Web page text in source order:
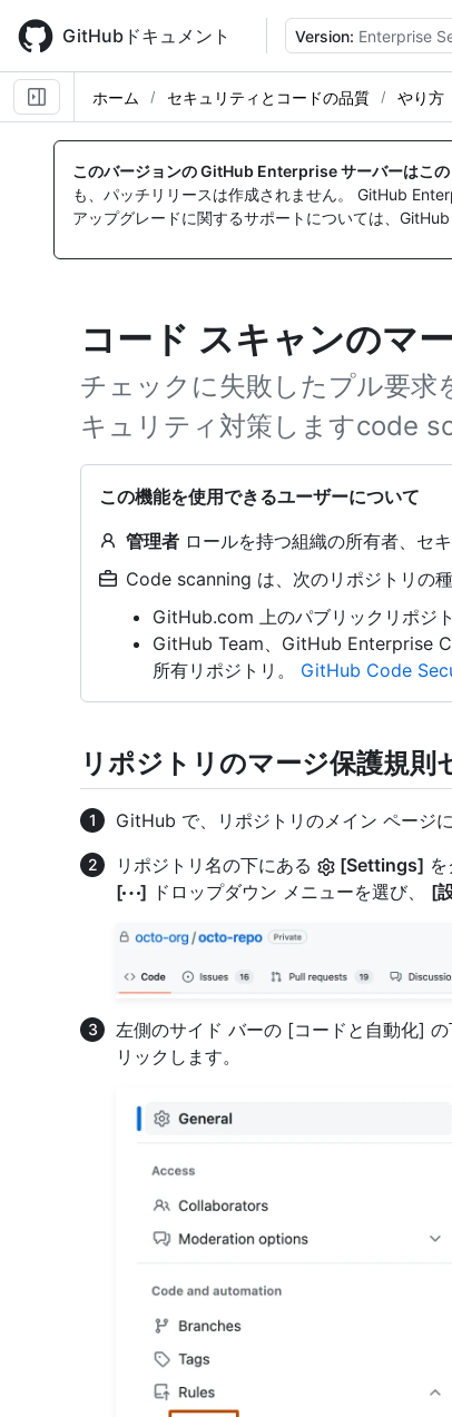
main
content
GitHubドキュメント Version: Enterprise
ホーム セキュリティとコードの品質 やり方
このバージョンの GitHub Enterprise サーバーはこ
も、パッチリリースは作成されません。 GitHub
アップグレードに関するサポートについては、
コード スキャンのマ
チェックに失敗したプル要求
キュリティ対策しますcode
この機能を使用できるユーザーについて
管理者 ロールを持つ組織の所有者、セ
Code scanning は、次のリポジトリの種
GitHub.com 上のパブリックリポジ
GitHub Team、GitHub Enterprise
所有リポジトリ。 GitHub Code
リポジトリのマージ保護規則
GitHub で、リポジトリのメイン ページに
リポジトリ名の下にある
[Settings]
[
] ドロップダウン メニューを選び、 [
左側のサイド バーの [コードと自動化] の
リックします。